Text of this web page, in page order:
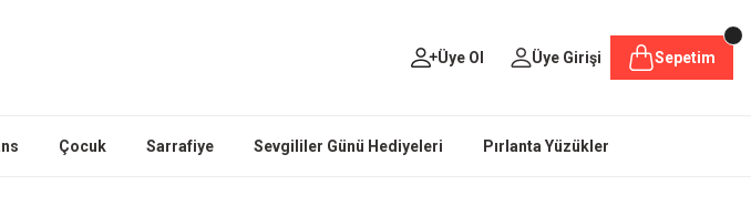
Üye Ol Üye Girişi Sepetim
Çocuk Sarrafiye Sevgililer Günü Hediyeleri Pırlanta Yüzükler